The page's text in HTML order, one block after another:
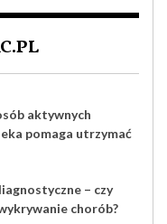
aktywnych
pomaga utrzymać
– czy
chorób?